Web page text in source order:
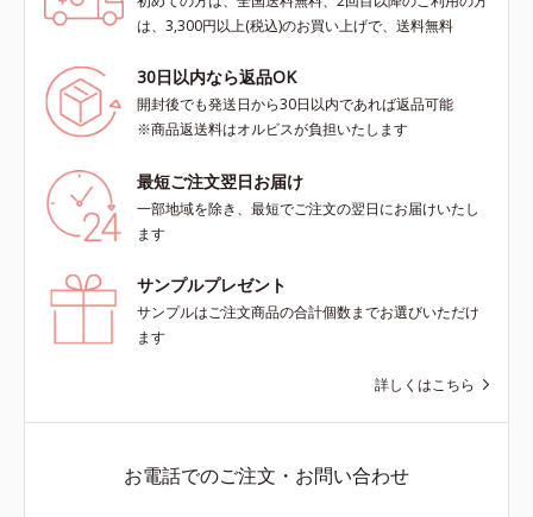
は、3,300円以上(税込)のお買い上げで、送料無料
30日以内なら返品OK
開封後でも発送日から30日以内であれば返品可能
※商品返送料はオルビスが負担いたします
最短ご注文翌日お届け
一部地域を除き、最短でご注文の翌日にお届けいたし
ます
サンプルプレゼント
サンプルはご注文商品の合計個数までお選びいただけ
ます
詳しくはこちら
お電話でのご注文・お問い合わせ